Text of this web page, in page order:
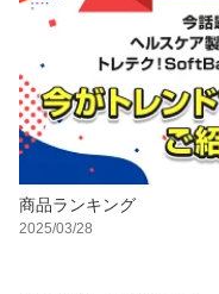
商品ランキング
2025/03/28